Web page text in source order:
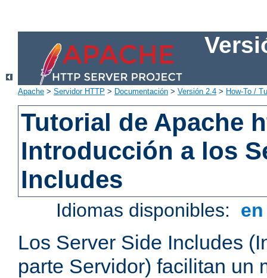
Apache > Servidor HTTP > Documentación > Versión 2.4 > How-To /
Tutorial de Apache
Introducción a los
Includes
Idiomas disponibles:
Los Server Side Includes
parte Servidor) facilitan un